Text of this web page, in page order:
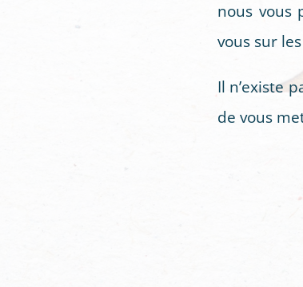
nous vous
vous sur
Il n’existe
de vous